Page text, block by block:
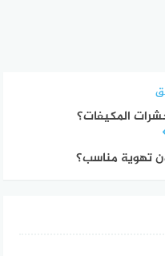
المكيفات؟
تهوية مناسب؟